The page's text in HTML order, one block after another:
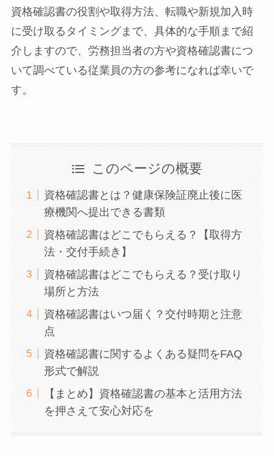
資格確認書の役割や取得方法、転職や新規加入時
に受け取るタイミングまで、具体的な手順まで紹
介しますので、労務担当者の方や資格確認書につ
いて調べている従業員の方の参考になれば幸いで
す。
このページの概要
資格確認書とは？健康保険証廃止後に医
療機関へ提出できる書類
資格確認書はどこでもらえる？【取得方
法・交付手続き】
資格確認書はどこでもらえる？受け取り
場所と方法
資格確認書はいつ届く？交付時期と注意
点
資格確認書に関するよくある疑問をFAQ
形式で解説
【まとめ】資格確認書の基本と活用方法
を押さえて安心対応を